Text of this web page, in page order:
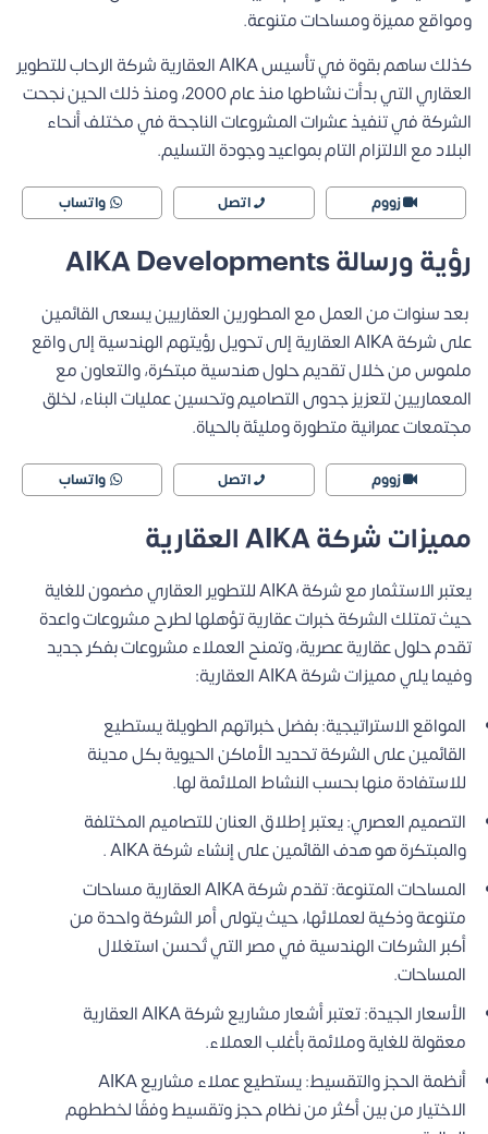
ومواقع مميزة ومساحات متنوعة.
كذلك ساهم بقوة في تأسيس AIKA العقارية شركة الرحاب للتطوير
العقاري التي بدأت نشاطها منذ عام 2000، ومنذ ذلك الحين نجحت
الشركة في تنفيذ عشرات المشروعات الناجحة في مختلف أنحاء
البلاد مع الالتزام التام بمواعيد وجودة التسليم.
زووم اتصل واتساب
رؤية ورسالة AIKA Developments
بعد سنوات من العمل مع المطورين العقاريين يسعى القائمين
على شركة AIKA العقارية إلى تحويل رؤيتهم الهندسية إلى واقع
ملموس من خلال تقديم حلول هندسية مبتكرة، والتعاون مع
المعماريين لتعزيز جدوى التصاميم وتحسين عمليات البناء، لخلق
مجتمعات عمرانية متطورة ومليئة بالحياة.
زووم اتصل واتساب
مميزات شركة AIKA العقارية
يعتبر الاستثمار مع شركة AIKA للتطوير العقاري مضمون للغاية
حيث تمتلك الشركة خبرات عقارية تؤهلها لطرح مشروعات واعدة
تقدم حلول عقارية عصرية، وتمنح العملاء مشروعات بفكر جديد
وفيما يلي مميزات شركة AIKA العقارية:
المواقع الاستراتيجية: بفضل خبراتهم الطويلة يستطيع
القائمين على الشركة تحديد الأماكن الحيوية بكل مدينة
للاستفادة منها بحسب النشاط الملائمة لها.
التصميم العصري: يعتبر إطلاق العنان للتصاميم المختلفة
والمبتكرة هو هدف القائمين على إنشاء شركة AIKA .
المساحات المتنوعة: تقدم شركة AIKA العقارية مساحات
متنوعة وذكية لعملائها، حيث يتولى أمر الشركة واحدة من
أكبر الشركات الهندسية في مصر التي تُحسن استغلال
المساحات.
الأسعار الجيدة: تعتبر أشعار مشاريع شركة AIKA العقارية
معقولة للغاية وملائمة بأغلب العملاء.
أنظمة الحجز والتقسيط: يستطيع عملاء مشاريع AIKA
الاختيار من بين أكثر من نظام حجز وتقسيط وفقًا لخططهم